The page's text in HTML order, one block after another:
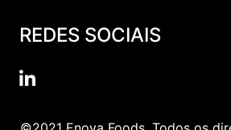
REDES SOCIAIS